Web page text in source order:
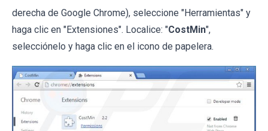
derecha de Google Chrome), seleccione "Herramientas" y
haga clic en "Extensiones". Localice: "CostMin",
selecciónelo y haga clic en el icono de papelera.